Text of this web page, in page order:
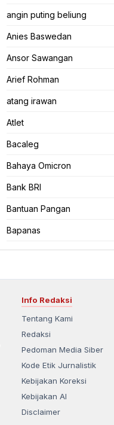
angin puting beliung
Anies Baswedan
Ansor Sawangan
Arief Rohman
atang irawan
Atlet
Bacaleg
Bahaya Omicron
Bank BRI
Bantuan Pangan
Bapanas
Info Redaksi
Tentang Kami
Redaksi
Pedoman Media Siber
Kode Etik Jurnalistik
Kebijakan Koreksi
Kebijakan AI
Disclaimer